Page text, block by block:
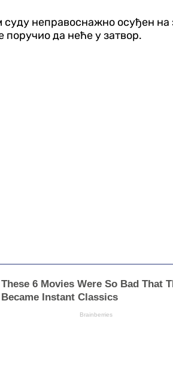
суду неправоснажно осуђен
поручио да неће у затвор.